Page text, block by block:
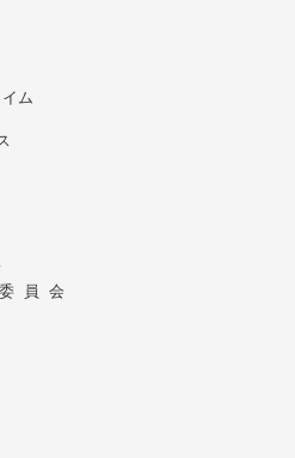
ム
員 会